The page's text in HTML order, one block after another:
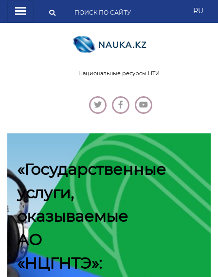
RU
Национальные ресурсы НТИ
«Государственные
услуги,
оказываемые
АО
«НЦГНТЭ»: